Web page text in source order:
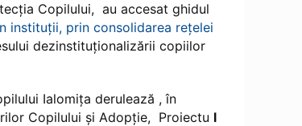
Copilului, au accesat ghidul
instituții, prin consolidarea rețelei
dezinstituționalizării copiilor
Ialomiţa derulează , în
Copilului și Adopție, Proiectu l